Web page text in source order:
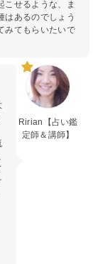
こせるような、ま
はあるのでしょう
みてもらいたいで
Ririan【占い鑑
定師＆講師】